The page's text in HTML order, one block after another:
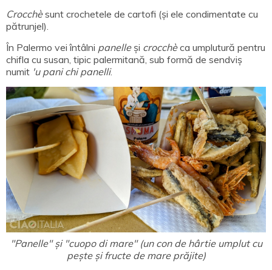
Crocchèsunt crochetele de cartofi (și ele condimentate cu
pătrunjel).
În Palermo vei întâlni panelleși crocchèca umplutură pentru
chifla cu susan, tipic palermitană, sub formă de sendviș
numit 'u pani chi panelli.
"Panelle" și "cuopo di mare" (un con de hârtie umplut cu
pește și fructe de mare prăjite)